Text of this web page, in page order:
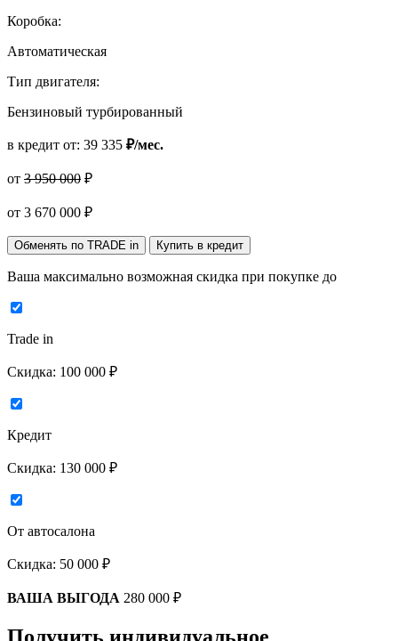
Коробка:
Автоматическая
Тип двигателя:
Бензиновый турбированный
в кредит от: 39 335 ₽/мес.
от 3 950 000 ₽
от 3 670 000 ₽
Обменять по TRADE in Купить в кредит
Ваша максимально возможная скидка при покупке до
Trade in
Скидка: 100 000 ₽
Кредит
Скидка: 130 000 ₽
От автосалона
Скидка: 50 000 ₽
ВАША ВЫГОДА 280 000 ₽